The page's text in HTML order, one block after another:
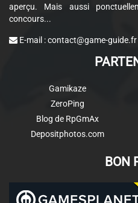
aperçu. Mais aussi
concours...
E-mail :contact@game-guide.fr
Gamikaze
ZeroPing
Blog de RpGmAx
Depositphotos.com
BON